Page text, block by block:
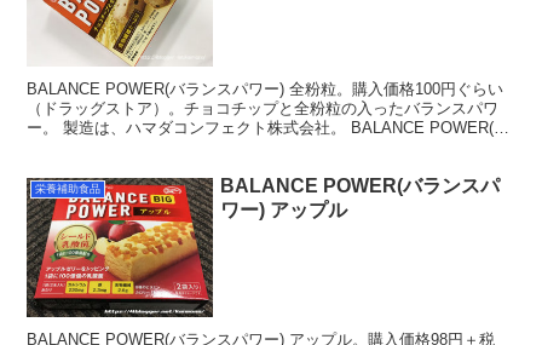
BALANCE POWER(バランスパワー) 全粉粒。購入価格100円ぐらい
（ドラッグストア）。チョコチップと全粉粒の入ったバランスパワ
ー。 製造は、ハマダコンフェクト株式会社。 BALANCE POWER(バ
栄養補助食品
BALANCE POWER(バランスパ
ワー) アップル
BALANCE POWER(バランスパワー) アップル。購入価格98円＋税